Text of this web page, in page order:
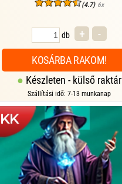
(4.7) 6x
Készleten - külső raktár
Szállítási idő: 7-13 munkanap
db + -
KOSÁRBA RAKOM!